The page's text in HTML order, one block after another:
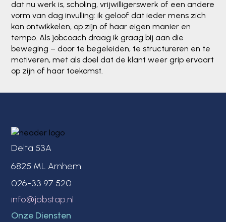
dat nu werk is, scholing, vrijwilligerswerk of een andere
vorm van dag invulling: ik geloof dat ieder mens zich
kan ontwikkelen, op zijn of haar eigen manier en
tempo. Als jobcoach draag ik graag bij aan die
beweging – door te begeleiden, te structureren en te
motiveren, met als doel dat de klant weer grip ervaart
op zijn of haar toekomst.
Delta 53A
6825 ML Arnhem
026-33 97 520
info@jobstap.nl
Onze Diensten